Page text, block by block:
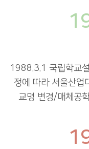
1988.3.1 국립학교
정에 따라 서울산업
교명 변경/매체공